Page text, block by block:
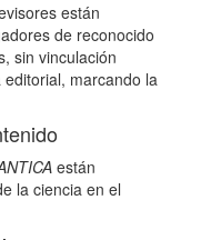
están
de reconocido
sin vinculación
marcando la
están
la ciencia en el